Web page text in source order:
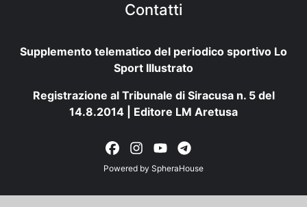
Contatti
Supplemento telematico del periodico sportivo Lo
Sport Illustrato
Registrazione al Tribunale di Siracusa n. 5 del
14.8.2014 | Editore LM Aretusa
Powered by SpheraHouse